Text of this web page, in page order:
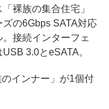
裸族の集合住宅」
ズの6Gbps SATA対応
。接続インターフェ
3.0とeSATA。
インナー」が1個付